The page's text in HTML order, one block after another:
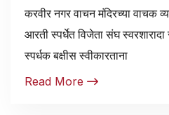
करवीर नगर वाचन मंदिरच्या वाचक
आरती स्पर्धेत विजेता संघ स्वरशारादा
स्पर्धक बक्षीस स्वीकारताना
Read More